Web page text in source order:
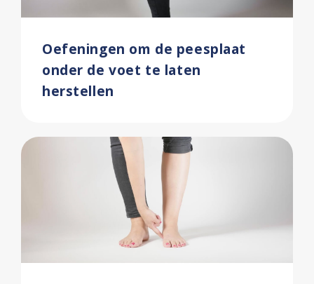
Oefeningen om de peesplaat
onder de voet te laten
herstellen